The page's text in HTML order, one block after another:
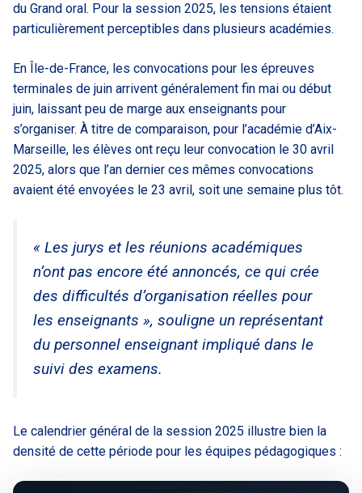
du Grand oral. Pour la session 2025, les tensions étaient
particulièrement perceptibles dans plusieurs académies.
En Île-de-France, les convocations pour les épreuves
terminales de juin arrivent généralement fin mai ou début
juin, laissant peu de marge aux enseignants pour
s’organiser. À titre de comparaison, pour l’académie d’Aix-
Marseille, les élèves ont reçu leur convocation le 30 avril
2025, alors que l’an dernier ces mêmes convocations
avaient été envoyées le 23 avril, soit une semaine plus tôt.
« Les jurys et les réunions académiques
n’ont pas encore été annoncés, ce qui crée
des difficultés d’organisation réelles pour
les enseignants », souligne un représentant
du personnel enseignant impliqué dans le
suivi des examens.
Le calendrier général de la session 2025 illustre bien la
densité de cette période pour les équipes pédagogiques :